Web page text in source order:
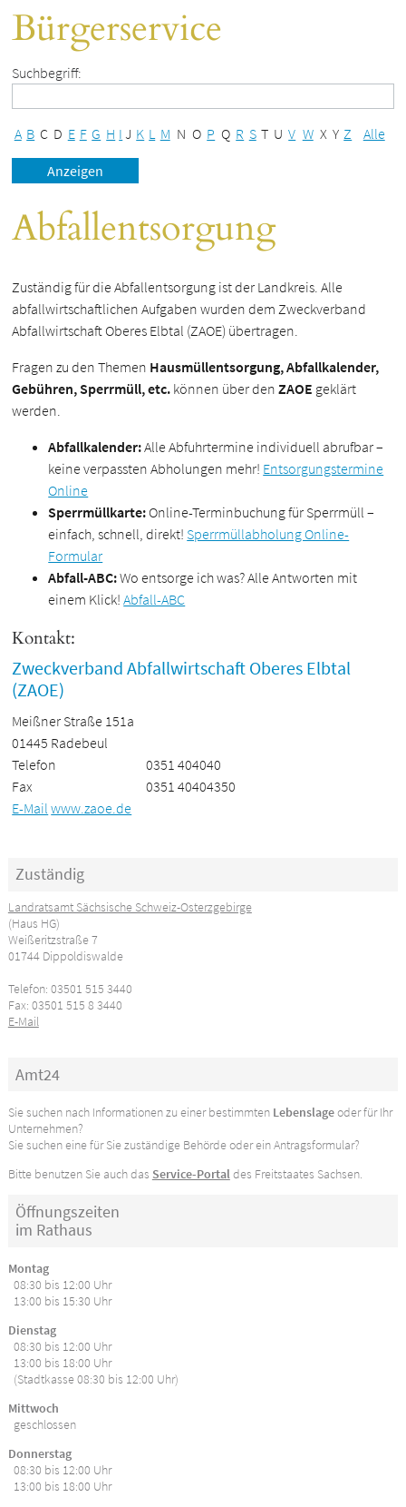
Bürgerservice
Suchbegriff:
A B C D E F G H I J K L M N O P Q R S T U V W X Y Z Alle
Abfallentsorgung
Zuständig für die Abfallentsorgung ist der Landkreis. Alle
abfallwirtschaftlichen Aufgaben wurden dem Zweckverband
Abfallwirtschaft Oberes Elbtal (ZAOE) übertragen.
Fragen zu den Themen Hausmüllentsorgung, Abfallkalender,
Gebühren, Sperrmüll, etc. können über denZAOE geklärt
werden.
Abfallkalender:Alle Abfuhrtermine individuell abrufbar –
keine verpassten Abholungen mehr! Entsorgungstermine
Online
Sperrmüllkarte: Online-Terminbuchung für Sperrmüll –
einfach, schnell, direkt! Sperrmüllabholung Online-
Formular
Abfall-ABC:Wo entsorge ich was? Alle Antworten mit
einem Klick!Abfall-ABC
Kontakt:
Zweckverband Abfallwirtschaft Oberes Elbtal
(ZAOE)
Meißner Straße 151a
01445 Radebeul
Telefon
0351 404040
Fax
0351 40404350
E-Mail www.zaoe.de
Zuständig
Landratsamt Sächsische Schweiz-Osterzgebirge
(Haus HG)
Weißeritzstraße 7
01744 Dippoldiswalde
Telefon: 03501 515 3440
Fax: 03501 515 8 3440
E-Mail
Amt24
Sie suchen nach Informationen zu einer bestimmten Lebenslageoder für Ihr
Unternehmen?
Sie suchen eine für Sie zuständige Behörde oder ein Antragsformular?
Bitte benutzen Sie auch das Service-Portaldes Freitstaates Sachsen.
Öffnungszeiten
im Rathaus
Montag
08:30 bis 12:00 Uhr
13:00 bis 15:30 Uhr
Dienstag
08:30 bis 12:00 Uhr
13:00 bis 18:00 Uhr
(Stadtkasse 08:30 bis 12:00 Uhr)
Mittwoch
geschlossen
Donnerstag
08:30 bis 12:00 Uhr
13:00 bis 18:00 Uhr